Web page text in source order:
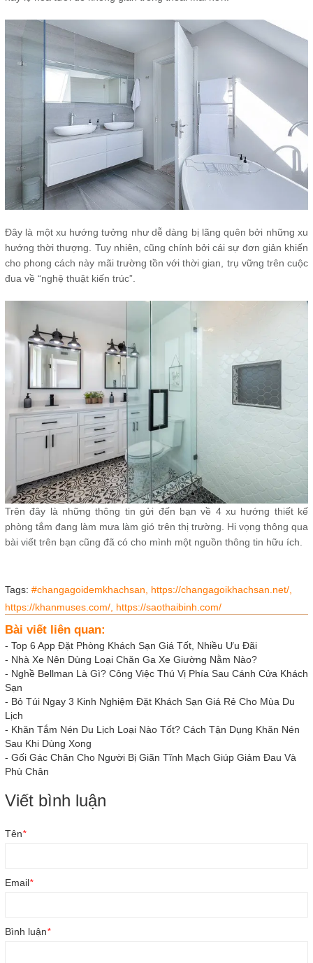
Đây là một xu hướng tưởng như dễ dàng bị lãng quên bởi những xu
hướng thời thượng. Tuy nhiên, cũng chính bởi cái sự đơn giản khiến
cho phong cách này mãi trường tồn với thời gian, trụ vững trên cuộc
đua về “nghệ thuật kiến trúc”.
Trên đây là những thông tin gửi đến bạn về 4 xu hướng thiết kế
phòng tắm đang làm mưa làm gió trên thị trường. Hi vọng thông qua
bài viết trên bạn cũng đã có cho mình một nguồn thông tin hữu ích.
Tags: #changagoidemkhachsan, https://changagoikhachsan.net/,
https://khanmuses.com/, https://saothaibinh.com/
Bài viết liên quan:
- Top 6 App Đặt Phòng Khách Sạn Giá Tốt, Nhiều Ưu Đãi
- Nhà Xe Nên Dùng Loại Chăn Ga Xe Giường Nằm Nào?
- Nghề Bellman Là Gì? Công Việc Thú Vị Phía Sau Cánh Cửa Khách
Sạn
- Bỏ Túi Ngay 3 Kinh Nghiệm Đặt Khách Sạn Giá Rẻ Cho Mùa Du
Lịch
- Khăn Tắm Nén Du Lịch Loại Nào Tốt? Cách Tận Dụng Khăn Nén
Sau Khi Dùng Xong
- Gối Gác Chân Cho Người Bị Giãn Tĩnh Mạch Giúp Giảm Đau Và
Phù Chân
Viết bình luận
Tên*
Email*
Bình luận*